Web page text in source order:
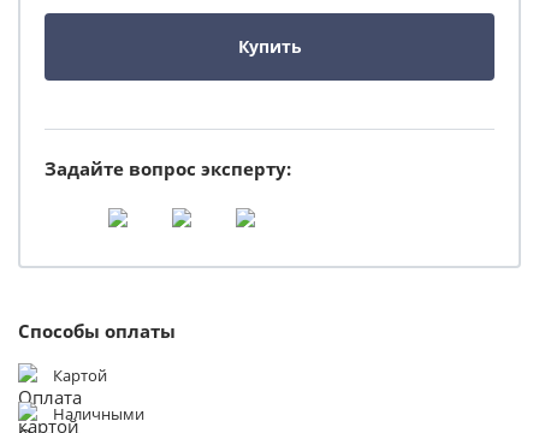
Купить
Задайте вопрос эксперту:
Способы оплаты
Картой
Наличными